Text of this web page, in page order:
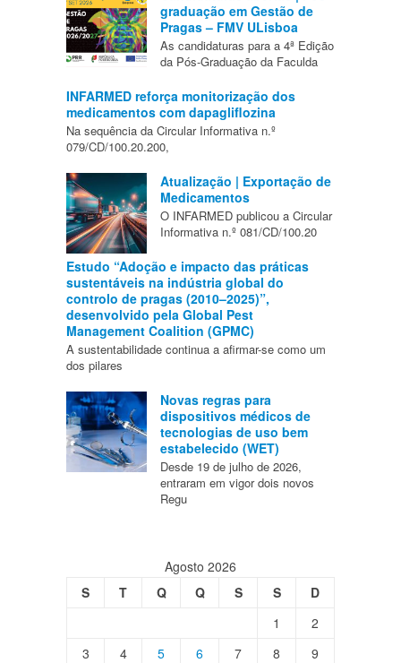
graduação em Gestão de
Pragas – FMV ULisboa
As candidaturas para a 4ª Edição
da Pós-Graduação da Faculda
INFARMED reforça monitorização dos
medicamentos com dapagliflozina
Na sequência da Circular Informativa n.º
079/CD/100.20.200,
Atualização | Exportação de
Medicamentos
O INFARMED publicou a Circular
Informativa n.º 081/CD/100.20
Estudo “Adoção e impacto das práticas
sustentáveis na indústria global do
controlo de pragas (2010–2025)”,
desenvolvido pela Global Pest
Management Coalition (GPMC)
A sustentabilidade continua a afirmar-se como um
dos pilares
Novas regras para
dispositivos médicos de
tecnologias de uso bem
estabelecido (WET)
Desde 19 de julho de 2026,
entraram em vigor dois novos
Regu
Agosto 2026
S
T Q Q S S
D
1
2
3
4 5 6 7 8
9